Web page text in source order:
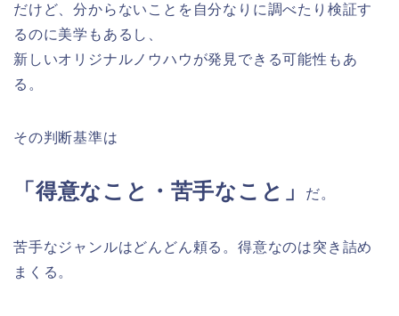
だけど、分からないことを自分なりに調べたり検証す
るのに美学もあるし、
新しいオリジナルノウハウが発見できる可能性もあ
る。
その判断基準は
「得意なこと・苦手なこと」 だ。
苦手なジャンルはどんどん頼る。得意なのは突き詰め
まくる。